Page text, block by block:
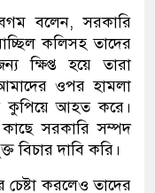
বলেন, সরকারি
কলিসহ তাদের
ক্ষিপ্ত হয়ে তারা
আমাদের ওপর হামলা
কুপিয়ে আহত করে।
সরকারি সম্পদ
বিচার দাবি করি।
করলেও তাদের